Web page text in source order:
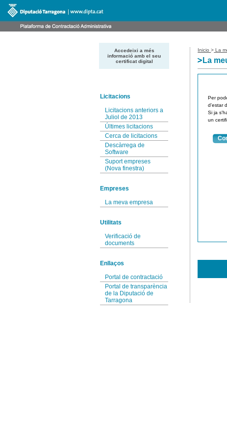
Accedeixi a més
informació amb el seu
certificat digital
Licitacions
Licitacions anteriors a
Juliol de 2013
Últimes licitacions
Cerca de licitacions
Descàrrega de
Software
Suport empreses
(Nova finestra)
Empreses
La meva empresa
Utilitats
Verificació de
documents
Enllaços
Portal de contractació
Portal de transparència
de la Diputació de
Tarragona
Inicio> La
La
Per
d'estar
Si ja
un